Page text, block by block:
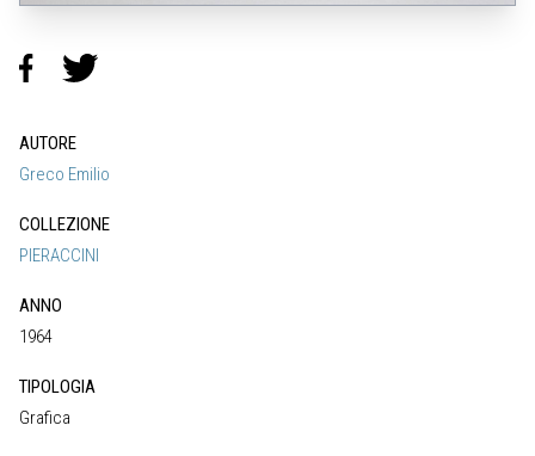
AUTORE
Greco Emilio
COLLEZIONE
PIERACCINI
ANNO
1964
TIPOLOGIA
Grafica